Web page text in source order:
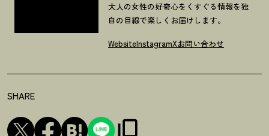
大人の女性の好奇心をくすぐる情報を独
自の目線で楽しくお届けします。
WebsiteInstagramXお問い合わせ
SHARE